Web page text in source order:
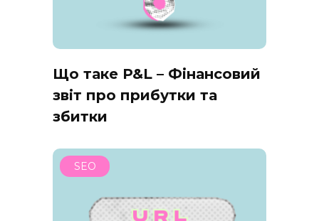
Що таке P&L – Фінансовий
звіт про прибутки та
збитки
SEO